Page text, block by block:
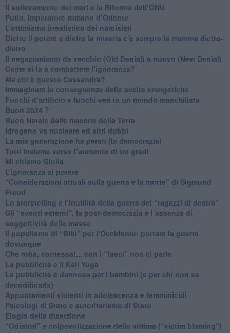
​Il sollevamento dei mari e la Riforma dell’ONU
Putin, imperatore romano d’Oriente
​L’ottimismo irrealistico dei narcisisti
​Dietro il potere e dietro la miseria c’è sempre la mamma dietro-
dietro
Il negazionismo da vecchio (Old Denial) a nuovo (New Denial)
Come si fa a combattere l'ignoranza?
Ma chi è questo Cassandra?
Immaginare le conseguenze delle scelte energetiche
​Fuochi d’artificio e fuochi veri in un mondo maschilista
Buon 2024 ?
​Buon Natale dalle macerie della Terra
​Idrogeno vs nucleare ed altri dubbi
​La mia generazione ha perso (la democrazia)
​Tutti insieme verso l’aumento di tre gradi
Mi chiamo Giulia
L’ignoranza al potere
​“Considerazioni attuali sulla guerra e la morte" di Sigmund
Freud
​Lo storytelling e l’inutilità della guerra dei “ragazzi di destra”
​Gli “eventi esterni”, la post-democrazia e l’assenza di
soggettività delle masse
​Il populismo di “Bibi” per l’Occidente: portare la guerra
dovunque
​Che roba, contessa!... con i “fasci” non ci parlo
La pubblicità e il Kali Yuga
​La pubblicità è dannosa per i bambini (e per chi non sa
decodificarla)
​Appuntamenti violenti in adolescenza e femminicidi
​Psicologi di Stato e autoritarismo di Stato
Elogio della diserzione
“Odiatori” e colpevolizzazione della vittima (“victim blaming”)